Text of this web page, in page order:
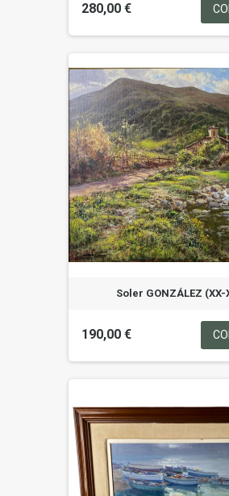
280,00 €
Soler GONZÁLEZ (XX-
190,00 €